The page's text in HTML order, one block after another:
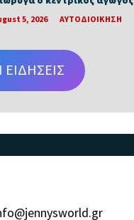
5, 2026 ΑΥΤΟΔΙΟΙΚΗΣΗ
ΕΙΔΗΣΕΙΣ